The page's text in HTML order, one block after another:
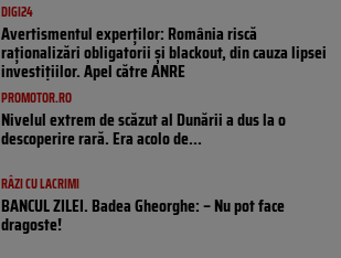
DIGI24
Avertismentul experților: România riscă
raționalizări obligatorii și blackout, din cauza lipsei
investițiilor. Apel către ANRE
PROMOTOR.RO
Nivelul extrem de scăzut al Dunării a dus la o
descoperire rară. Era acolo de...
RÂZI CU LACRIMI
BANCUL ZILEI. Badea Gheorghe: – Nu pot face
dragoste!